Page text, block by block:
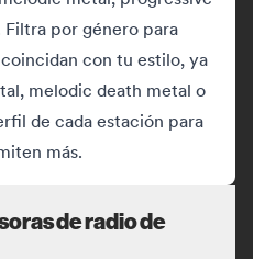
por género para
con tu estilo, ya
melodic death metal o
de cada estación para
más.
de radio de